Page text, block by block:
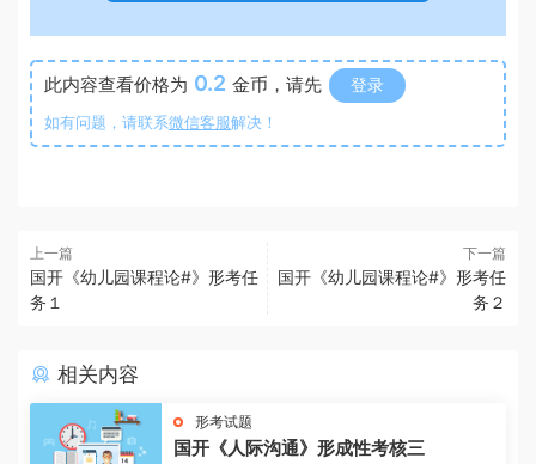
此内容查看价格为 0.2 金币，请先 登录
如有问题，请联系微信客服解决！
上一篇
国开《幼儿园课程论#》形考任
务１
下一篇
国开《幼儿园课程论#》形考任
务２
相关内容
形考试题
国开《人际沟通》形成性考核三